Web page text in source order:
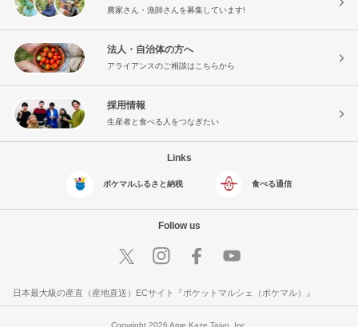
農家さん・漁師さんを募集しています!
法人・自治体の方へ
アライアンスのご相談はこちらから
採用情報
生産者と食べる人をつなぎたい
Links
ポケマルふるさと納税 食べる通信
Follow us
日本最大級の産直（産地直送）ECサイト『ポケットマルシェ（ポケマル）』
Copyright 2026 Ame Kaze Taiyo, Inc.